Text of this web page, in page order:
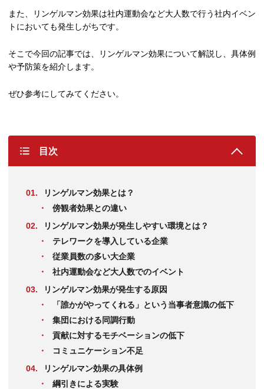
また、リンゲルマン効果は社内運動会など大人数で行う社内イベン
トにおいても発生しがちです。
そこで今回の記事では、リンゲルマン効果について解説し、具体例
や予防策を紹介します。
ぜひ参考にしてみてください。
目次
リンゲルマン効果とは？
傍観者効果との違い
リンゲルマン効果が発生しやすい環境とは？
テレワークを導入している企業
従業員数の多い大企業
社内運動会など大人数でのイベント
リンゲルマン効果が発生する原因
「誰かがやってくれる」という当事者意識の低下
集団における同調行動
貢献に対するモチベーションの低下
コミュニケーション不足
リンゲルマン効果の具体例
綱引きによる実験